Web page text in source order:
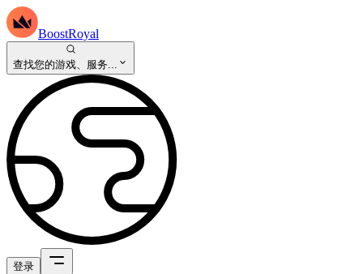
BoostRoyal
查找您的游戏、服务...
登录